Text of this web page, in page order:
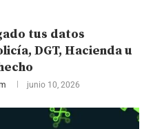
tus datos
DGT, Hacienda u
junio 10, 2026